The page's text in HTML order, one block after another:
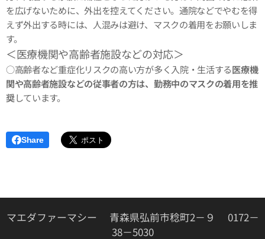
を広げないために、外出を控えてください。 通院などでやむを得
えず外出する時には、人混みは避け、マスクの着用をお願いしま
す。
＜医療機関や高齢者施設などの対応＞
○高齢者など重症化リスクの高い方が多く入院・生活する医療機
関や高齢者施設などの従事者の方は、勤務中のマスクの着用を推
奨しています。
Share
マエダファーマシー 青森県弘前市稔町2－９ 0172－
38－5030